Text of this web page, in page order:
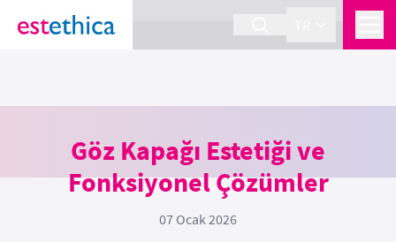
section Service {
Göz Kapağı Estetiği ve
Fonksiyonel Çözümler
07 Ocak 2026